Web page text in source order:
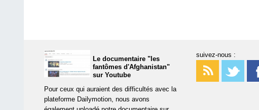
Le documentaire "les
fantômes d'Afghanistan"
sur Youtube
Pour ceux qui auraient des difficultés avec la
plateforme Dailymotion, nous avons
suivez-nous :